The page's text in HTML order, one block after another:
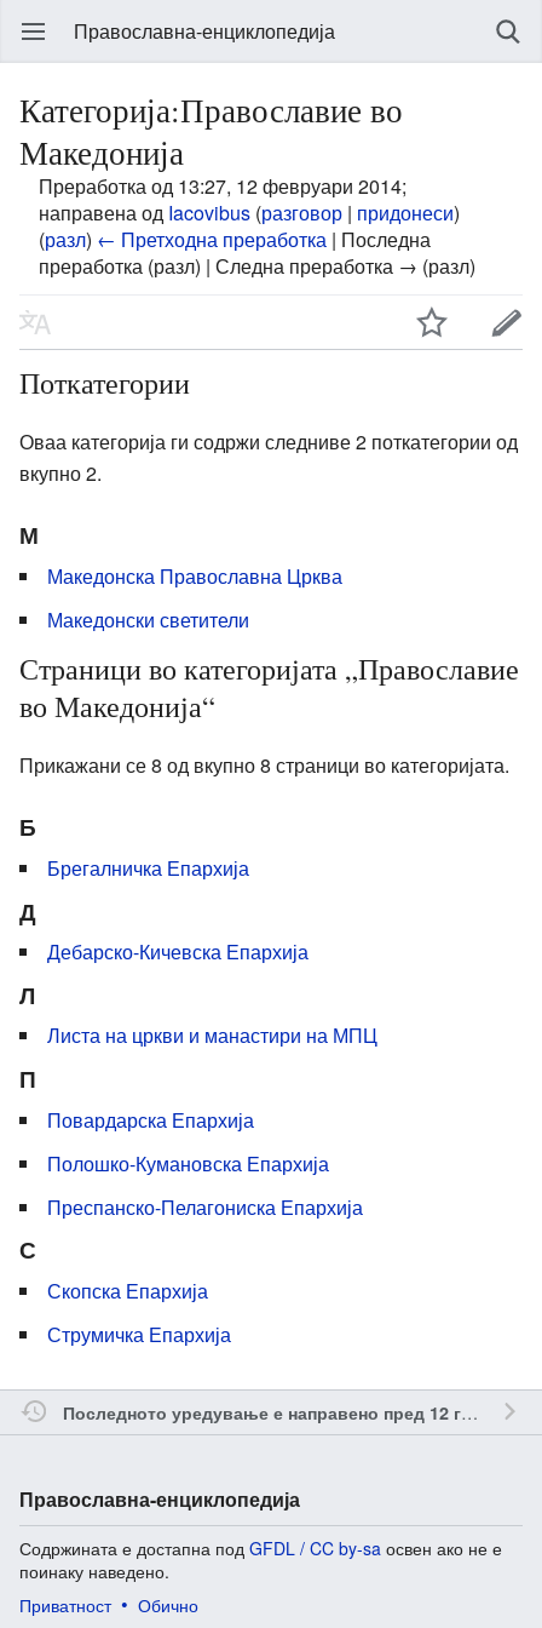
Православна-енциклопедија
Категорија:Православие во
Македонија
Преработка од 13:27, 12 февруари 2014;
направена од Iacovibus (разговор | придонеси)
(разл) ← Претходна преработка | Последна
преработка (разл) | Следна преработка → (разл)
Поткатегории
Оваа категорија ги содржи следниве 2 поткатегории од
вкупно 2.
М
Македонска Православна Црква
Македонски светители
Страници во категоријата „Православие
во Македонија“
Прикажани се 8 од вкупно 8 страници во категоријата.
Б
Брегалничка Епархија
Д
Дебарско-Кичевска Епархија
Л
Листа на цркви и манастири на МПЦ
П
Повардарска Епархија
Полошко-Кумановска Епархија
Преспанско-Пелагониска Епархија
С
Скопска Епархија
Струмичка Епархија
Последното уредување е направено пред 12 години од
Православна-енциклопедија
Содржината е достапна под GFDL / CC by-sa освен ако не е
поинаку наведено.
Приватност
Обично